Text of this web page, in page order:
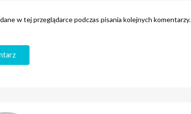
w tej przeglądarce podczas pisania kolejnych komentarzy.